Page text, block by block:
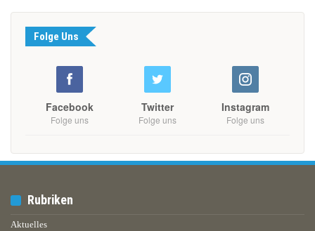
Folge Uns
Facebook
Folge uns
Twitter
Folge uns
Instagram
Folge uns
Rubriken
Aktuelles